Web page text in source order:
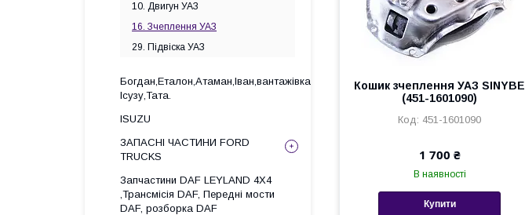
Кошик зчеплення УАЗ SINYBE
(451-1601090)
451-1601090
1 700 ₴
В наявності
Купити
10. Двигун УАЗ
16. Зчеплення УАЗ
29. Підвіска УАЗ
Богдан,Еталон,Атаман,Іван,вантажівка
Ісузу,Тата.
ISUZU
ЗАПАСНІ ЧАСТИНИ FORD
TRUCKS
Запчастини DAF LEYLAND 4X4
,Трансмісія DAF, Передні мости
DAF, розборка DAF